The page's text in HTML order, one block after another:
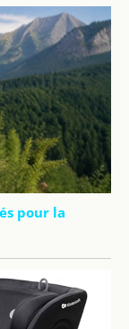
pour la